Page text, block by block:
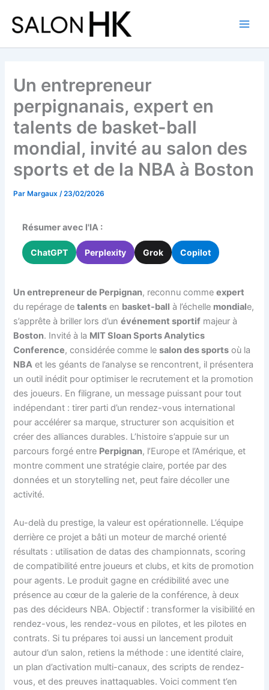
contenu
Un entrepreneur
perpignanais, expert en
talents de basket-ball
mondial, invité au salon des
sports et de la NBA à Boston
ParMargaux /23/02/2026
Résumer avec l'IA :
ChatGPT Perplexity Grok Copilot
Un entrepreneur de Perpignan, reconnu commeexpert
du repérage detalents en basket-ball à l’échelle mondiale,
s’apprête à briller lors d’unévénement sportif majeur à
Boston. Invité à la MIT Sloan Sports Analytics
Conference, considérée comme lesalon des sports où la
NBA et les géants de l’analyse se rencontrent, il présentera
un outil inédit pour optimiser le recrutement et la promotion
des joueurs. En filigrane, un message puissant pour tout
indépendant : tirer parti d’un rendez-vous international
pour accélérer sa marque, structurer son acquisition et
créer des alliances durables. L’histoire s’appuie sur un
parcours forgé entre Perpignan, l’Europe et l’Amérique, et
montre comment une stratégie claire, portée par des
données et un storytelling net, peut faire décoller une
activité.
Au-delà du prestige, la valeur est opérationnelle. L’équipe
derrière ce projet a bâti un moteur de marché orienté
résultats : utilisation de datas des championnats, scoring
de compatibilité entre joueurs et clubs, et kits de promotion
pour agents. Le produit gagne en crédibilité avec une
présence au cœur de la galerie de la conférence, à deux
pas des décideurs NBA. Objectif : transformer la visibilité en
rendez-vous, les rendez-vous en pilotes, et les pilotes en
contrats. Si tu prépares toi aussi un lancement produit
autour d’un salon, retiens la méthode : une identité claire,
un plan d’activation multi-canaux, des scripts de rendez-
vous, et des preuves inattaquables. Voici comment t’en